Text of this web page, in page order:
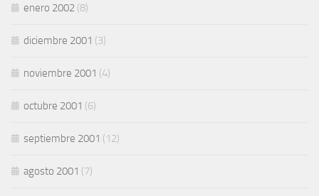
enero 2002 (8)
diciembre 2001 (3)
noviembre 2001 (4)
octubre 2001 (6)
septiembre 2001 (12)
agosto 2001 (7)